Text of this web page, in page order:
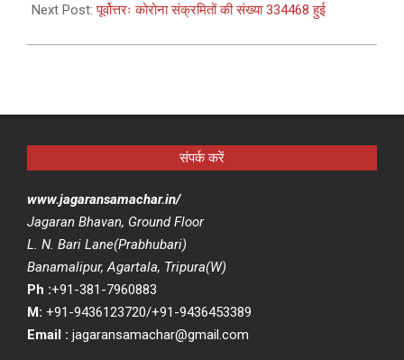
21
Next Post:पूर्वोत्तरः कोरोना संक्रमितों की संख्या 334468 हुई
संपर्क करें
www.jagaransamachar.in/
Jagaran Bhavan, Ground Floor
L. N. Bari Lane(Prabhubari)
Banamalipur, Agartala, Tripura(W)
Ph :+91-381-7960883
M: +91-9436123720/+91-9436453389
Email : jagaransamachar@gmail.com